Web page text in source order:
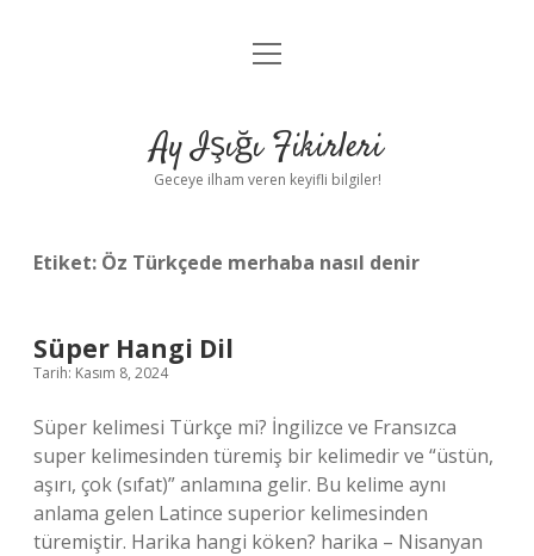
Anasayfa
Yasal Uyarı
menüyü
Ay Işığı Fikirleri
Geceye ilham veren keyifli bilgiler!
Etiket: Öz Türkçede merhaba nasıl denir
Süper Hangi Dil
Tarih: Kasım 8, 2024
Süper kelimesi Türkçe mi? İngilizce ve Fransızca
super kelimesinden türemiş bir kelimedir ve “üstün,
aşırı, çok (sıfat)” anlamına gelir. Bu kelime aynı
anlama gelen Latince superior kelimesinden
türemiştir. Harika hangi köken? harika – Nisanyan